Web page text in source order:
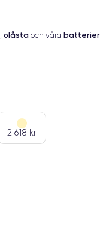
, olåsta och våra batterier
2 618 kr